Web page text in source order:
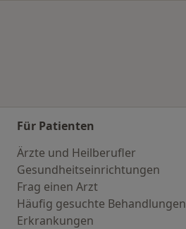
Für Patienten
Ärzte und Heilberufler
Gesundheitseinrichtungen
Frag einen Arzt
Häufig gesuchte Behandlungen
Erkrankungen